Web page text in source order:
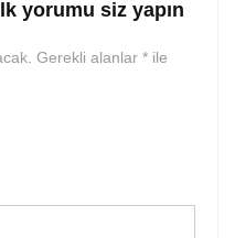
yorumu siz yapın
Gerekli alanlar * ile